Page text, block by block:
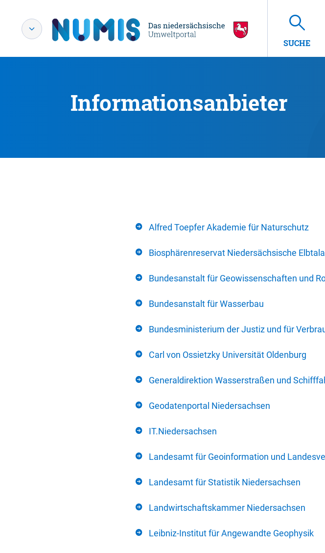
SUCHE
Informationsanbieter
Alfred Toepfer Akademie für Naturschutz
Biosphärenreservat Niedersächsische
Bundesanstalt für Geowissenschaften und
Bundesanstalt für Wasserbau
Bundesministerium der Justiz und für
Carl von Ossietzky Universität Oldenburg
Generaldirektion Wasserstraßen und
Geodatenportal Niedersachsen
IT.Niedersachsen
Landesamt für Geoinformation und
Landesamt für Statistik Niedersachsen
Landwirtschaftskammer Niedersachsen
Leibniz-Institut für Angewandte Geophysik